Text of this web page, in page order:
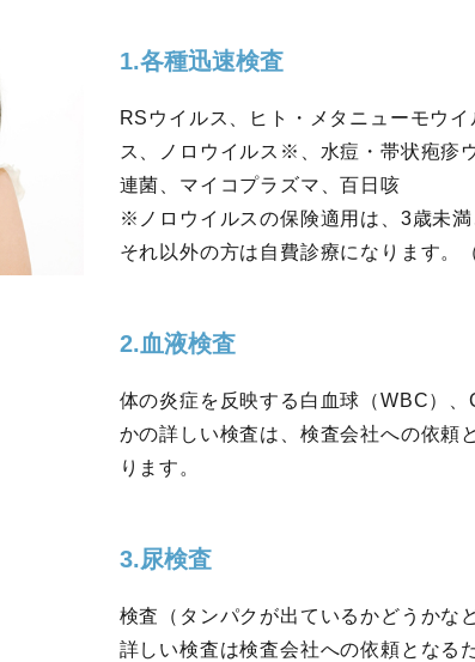
1.各種迅速検査
RSウイルス、ヒト・メタニューモウ
ス、ノロウイルス※、水痘・帯状疱疹
連菌、マイコプラズマ、百日咳
※ノロウイルスの保険適用は、3歳未満
それ以外の方は自費診療になります。
2.血液検査
体の炎症を反映する白血球（WBC）
かの詳しい検査は、検査会社への依頼
ります。
3.尿検査
検査（タンパクが出ているかどうかな
詳しい検査は検査会社への依頼となる